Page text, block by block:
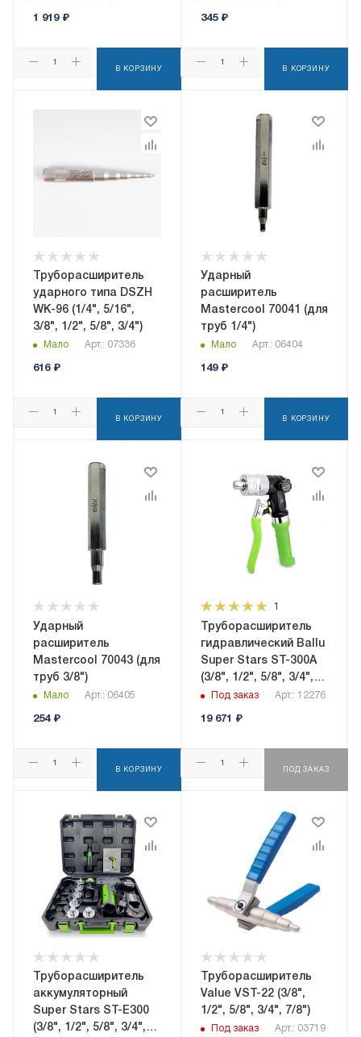
1 919₽
В КОРЗИНУ
345₽
В КОРЗИНУ
Труборасширитель
ударного типа DSZH
WK-96 (1/4", 5/16",
3/8", 1/2", 5/8", 3/4")
Мало Арт.: 07336
616₽
В КОРЗИНУ
Ударный
расширитель
Mastercool 70041 (для
труб 1/4")
Мало Арт.: 06404
149₽
В КОРЗИНУ
Ударный
расширитель
Mastercool 70043 (для
труб 3/8")
Мало Арт.: 06405
254₽
В КОРЗИНУ
1
Труборасширитель
гидравлический Ballu
Super Stars ST-300A
(3/8", 1/2", 5/8", 3/4",
7/8", 1",1_1/8";
Под заказ Арт.: 12276
19 671 ₽
ПОД ЗАКАЗ
Труборасширитель
аккумуляторный
Super Stars ST-E300
(3/8", 1/2", 5/8", 3/4",
Труборасширитель
Value VST-22 (3/8",
1/2", 5/8", 3/4", 7/8")
Под заказ Арт.: 03719